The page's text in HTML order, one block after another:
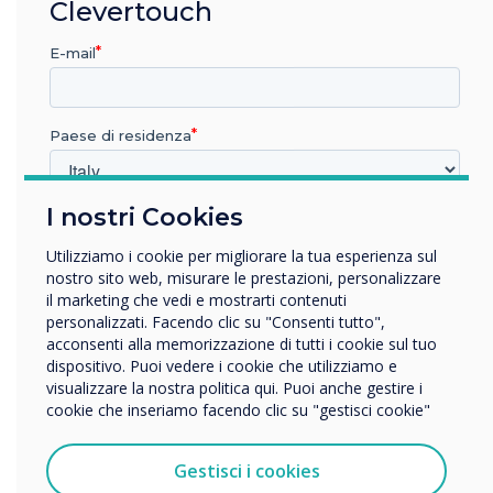
framework for ensuring your edtech is fit for
Fill in the form below to download
the guide
First name
Last name
I nostri Cookies
Utilizziamo i cookie per migliorare la tua esperienza sul
nostro sito web, misurare le prestazioni, personalizzare
il marketing che vedi e mostrarti contenuti
personalizzati. Facendo clic su "Consenti tutto",
acconsenti alla memorizzazione di tutti i cookie sul tuo
dispositivo. Puoi vedere i cookie che utilizziamo e
visualizzare la nostra politica qui. Puoi anche gestire i
cookie che inseriamo facendo clic su "gestisci cookie"
Gestisci i cookies
Clevertouch
E-mail
Paese di residenza
In quale settore lavora?
Impresa
Altro
Nome della società
Vorremmo contattarti in merito ai nostri prodotti e servizi
Accetto di ricevere comunicazioni da Clevertouch.